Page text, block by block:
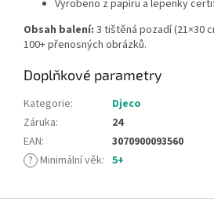
Vyrobeno z papíru a lepenky
Obsah balení: 3 tištěná pozadí (21×30
100+ přenosných obrázků.
Doplňkové parametry
Kategorie:
Djeco
Záruka:
24
EAN:
3070900093560
? Minimální věk: 5+